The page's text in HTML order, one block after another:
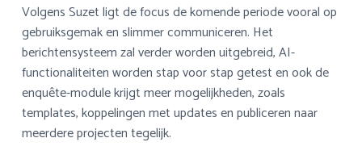
Volgens Suzet ligt de focus de komende periode vooral op
gebruiksgemak en slimmer communiceren. Het
berichtensysteem zal verder worden uitgebreid, AI-
functionaliteiten worden stap voor stap getest en ook de
enquête-module krijgt meer mogelijkheden, zoals
templates, koppelingen met updates en publiceren naar
meerdere projecten tegelijk.